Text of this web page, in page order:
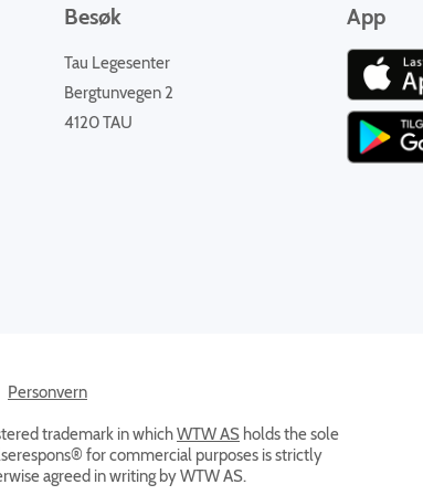
Besøk
Tau Legesenter
Bergtunvegen 2
4120 TAU
App
Personvern
trademark in whichWTW AS holds the sole
for commercial purposes is strictly
agreed in writing by WTW AS.